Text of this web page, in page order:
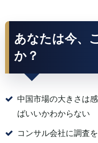
あなたは今、
か？
中国市場の大きさは
ばいいかわからない
コンサル会社に調査